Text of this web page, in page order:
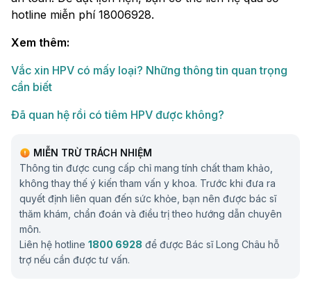
hotline miễn phí 18006928.
Xem thêm:
Vắc xin HPV có mấy loại? Những thông tin quan trọng
cần biết
Đã quan hệ rồi có tiêm HPV được không?
MIỄN TRỪ TRÁCH NHIỆM
Thông tin được cung cấp chỉ mang tính chất tham khảo,
không thay thế ý kiến tham vấn y khoa. Trước khi đưa ra
quyết định liên quan đến sức khỏe, bạn nên được bác sĩ
thăm khám, chẩn đoán và điều trị theo hướng dẫn chuyên
môn.
Liên hệ hotline 1800 6928 để được Bác sĩ Long Châu hỗ
trợ nếu cần được tư vấn.